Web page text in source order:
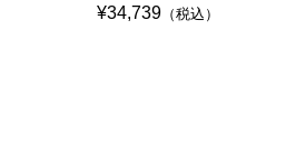
¥34,739 （税込）